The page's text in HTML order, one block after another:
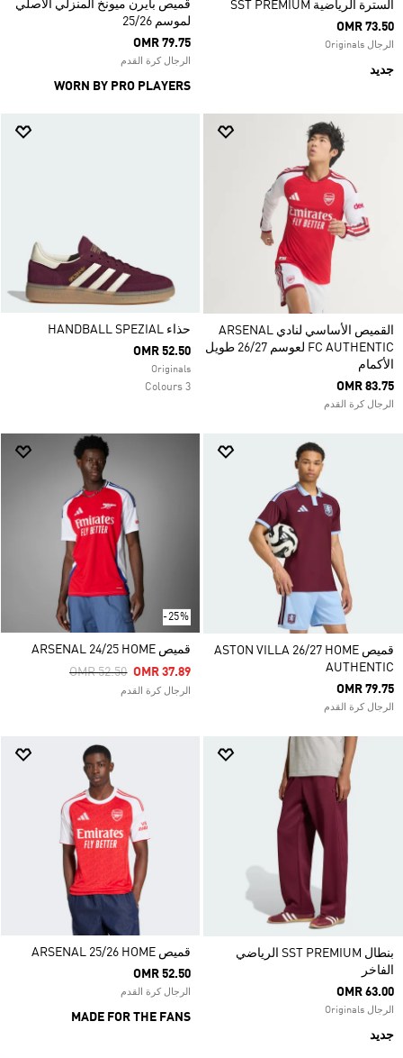
السترة الرياضية SST PREMIUM
OMR 73.50
الرجال Originals
جديد
قميص بايرن ميونخ المنزلي الأصلي
لموسم 25/26
OMR 79.75
الرجال كرة القدم
WORN BY PRO PLAYERS
القميص الأساسي لنادي ARSENAL
FC AUTHENTIC لعوسم 26/27 طويل
الأكمام
OMR 83.75
الرجال كرة القدم
حذاء HANDBALL SPEZIAL
OMR 52.50
Originals
3 Colours
قميص ASTON VILLA 26/27 HOME
AUTHENTIC
OMR 79.75
الرجال كرة القدم
-25%
قميص ARSENAL 24/25 HOME
Price Reduced From
OMR 52.50ToOMR 37.89
الرجال كرة القدم
بنطال SST PREMIUM الرياضي
الفاخر
OMR 63.00
الرجال Originals
جديد
قميص ARSENAL 25/26 HOME
OMR 52.50
الرجال كرة القدم
MADE FOR THE FANS